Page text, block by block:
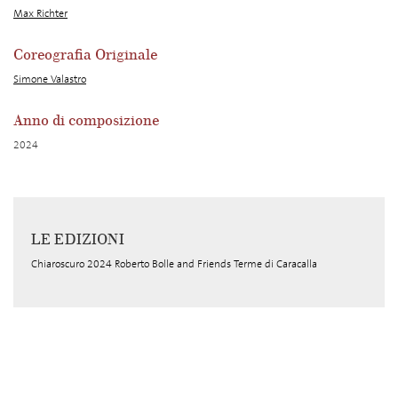
Max Richter
Coreografia Originale
Simone Valastro
Anno di composizione
2024
LE EDIZIONI
Chiaroscuro 2024 Roberto Bolle and Friends Terme di Caracalla